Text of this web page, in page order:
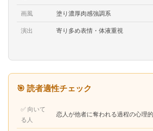
画風 塗り濃厚肉感強調系
演出 寄り多め表情・体液重視
🎯 読者適性チェック
✅ 向いて
る人
恋人が他者に奪われる過程の心理